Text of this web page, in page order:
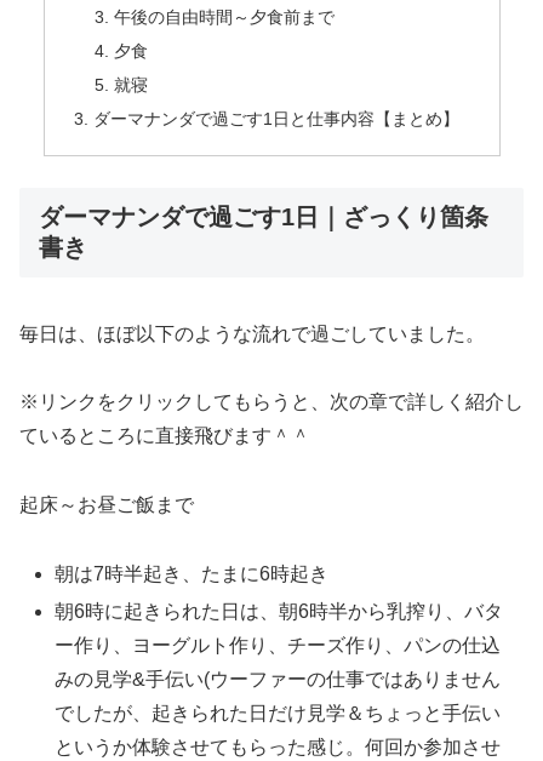
午後の自由時間～夕食前まで
夕食
就寝
ダーマナンダで過ごす1日と仕事内容【まとめ】
ダーマナンダで過ごす1日｜ざっくり箇条
書き
毎日は、ほぼ以下のような流れで過ごしていました。
※リンクをクリックしてもらうと、次の章で詳しく紹介し
ているところに直接飛びます＾＾
起床～お昼ご飯まで
朝は7時半起き、たまに6時起き
朝6時に起きられた日は、朝6時半から乳搾り、バタ
ー作り、ヨーグルト作り、チーズ作り、パンの仕込
みの見学&手伝い(ウーファーの仕事ではありません
でしたが、起きられた日だけ見学＆ちょっと手伝い
というか体験させてもらった感じ。何回か参加させ